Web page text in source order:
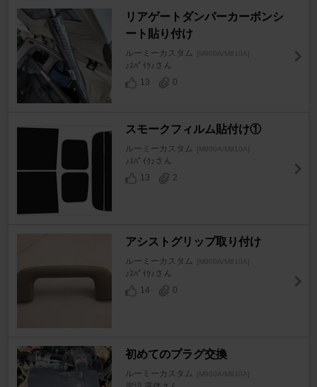
リアゲートダンパーカーボンシ
ート貼り付け
ルーミーカスタム [M900A/M910A]
♪ｽﾊﾟｲｸ♪さん
13
0
スモークフィルム貼付け①
ルーミーカスタム [M900A/M910A]
♪ｽﾊﾟｲｸ♪さん
13
2
アシストグリップ取り付け
ルーミーカスタム [M900A/M910A]
♪ｽﾊﾟｲｸ♪さん
14
0
初めてのプラグ交換
ルーミーカスタム [M900A/M910A]